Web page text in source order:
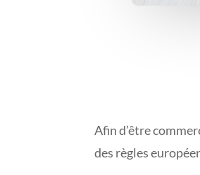
Afin d’être
des règles